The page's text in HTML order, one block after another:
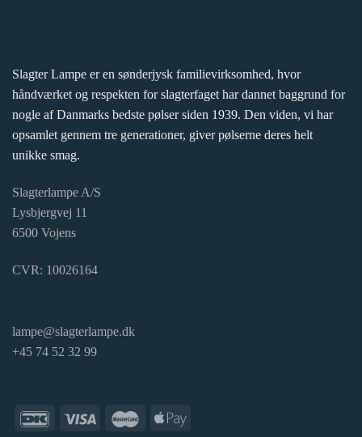
Slagter Lampe er en sønderjysk familievirksomhed, hvor
håndværket og respekten for slagterfaget har dannet baggrund for
nogle af Danmarks bedste pølser siden 1939. Den viden, vi har
opsamlet gennem tre generationer, giver pølserne deres helt
unikke smag.
Slagterlampe A/S
Lysbjergvej 11
6500 Vojens
CVR: 10026164
lampe@slagterlampe.dk
+45 74 52 32 99